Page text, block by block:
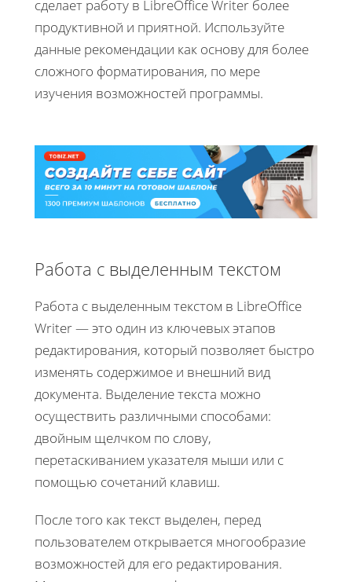
сделает работу в LibreOffice Writer более
продуктивной и приятной. Используйте
данные рекомендации как основу для более
сложного форматирования, по мере
изучения возможностей программы.
Работа с выделенным текстом
Работа с выделенным текстом в LibreOffice
Writer — это один из ключевых этапов
редактирования, который позволяет быстро
изменять содержимое и внешний вид
документа. Выделение текста можно
осуществить различными способами:
двойным щелчком по слову,
перетаскиванием указателя мыши или с
помощью сочетаний клавиш.
После того как текст выделен, перед
пользователем открывается многообразие
возможностей для его редактирования.